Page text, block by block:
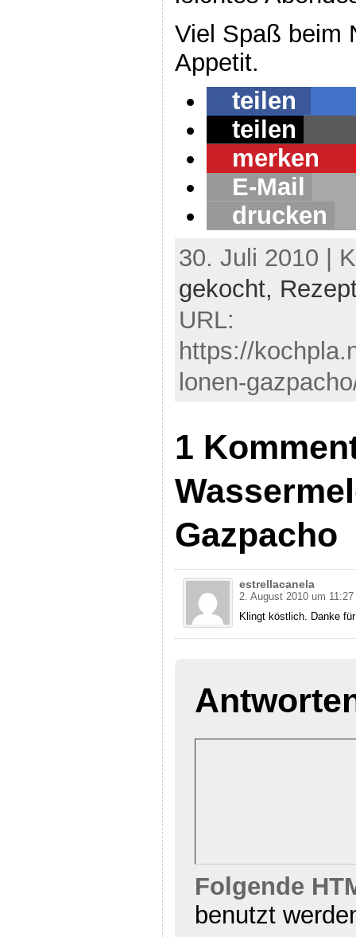
Viel Spaß beim
Appetit.
teilen
teilen
merken
E-Mail
drucken
30. Juli 2010 |
gekocht,
URL:
https://
lonen-
1
Gazpacho
estrellacanela
2. August 2010 um 11:27
Klingt köstlich. Danke
Folgende
benutzt